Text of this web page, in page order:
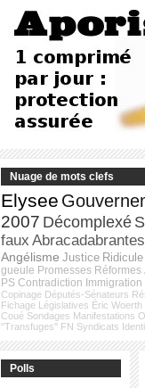
Nuage de mots clefs
Elysee
2007 Décomplexé
faux
Angélisme Justice Ridicule
gueule Promesses Réformes
PS Contradiction Immigration
Copinage Députés-Sénateurs
Fichage Législatives Éric Woerth
Coué Sondages Manifestations
"Transfuges" FN Syndicats
Polls